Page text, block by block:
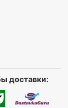
доставки: